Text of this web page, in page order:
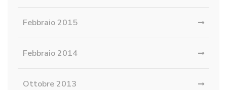
Febbraio 2015
Febbraio 2014
Ottobre 2013